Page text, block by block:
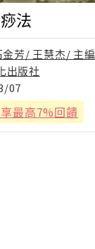
法
金芳/ 王慧杰/ 主編
出版社
07
享最高7%回饋